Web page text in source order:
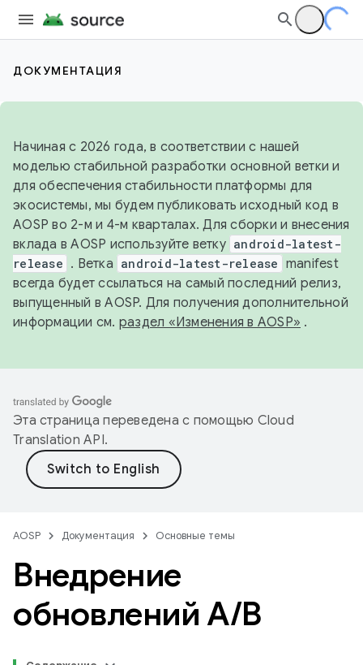
ДОКУМЕНТАЦИЯ
Начиная с 2026 года, в соответствии с нашей
моделью стабильной разработки основной ветки и
для обеспечения стабильности платформы для
экосистемы, мы будем публиковать исходный код в
AOSP во 2-м и 4-м кварталах. Для сборки и внесения
вклада в AOSP используйте ветку android-latest-
release . Ветка android-latest-release manifest
всегда будет ссылаться на самый последний релиз,
выпущенный в AOSP. Для получения дополнительной
информации см. раздел «Изменения в AOSP» .
Эта страница переведена с помощью Cloud
Translation API.
AOSP Документация Основные темы
Внедрение
обновлений A/B